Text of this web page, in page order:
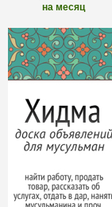
на месяц